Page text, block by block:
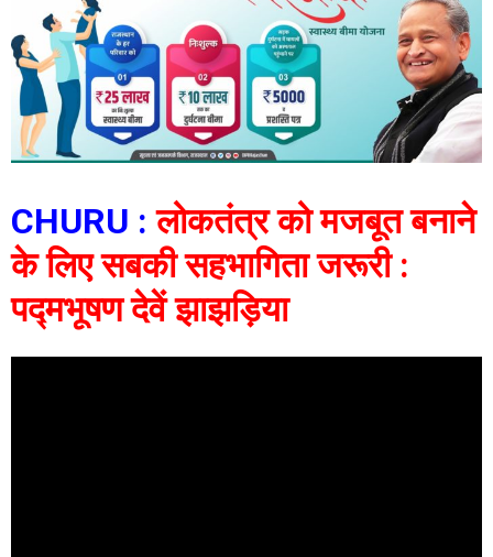
CHURU : लोकतंत्र को मजबूत बनाने
के लिए सबकी सहभागिता जरूरी :
पद्मभूषण देवें झाझड़िया